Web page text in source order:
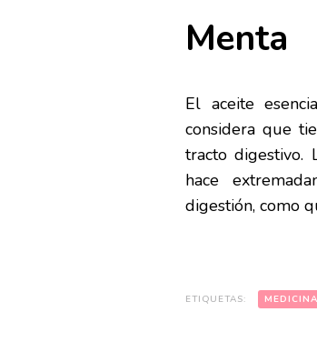
Menta
El aceite
considera que
tracto digestivo.
hace
digestión, como
ETIQUETAS: